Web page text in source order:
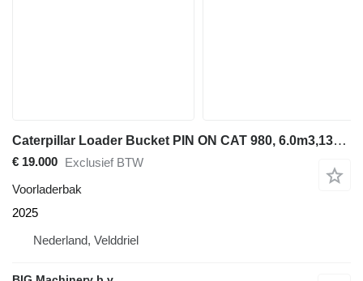
Caterpillar Loader Bucket PIN ON CAT 980, 6.0m3,134in
€ 19.000 Exclusief BTW
Voorladerbak
2025
Nederland, Velddriel